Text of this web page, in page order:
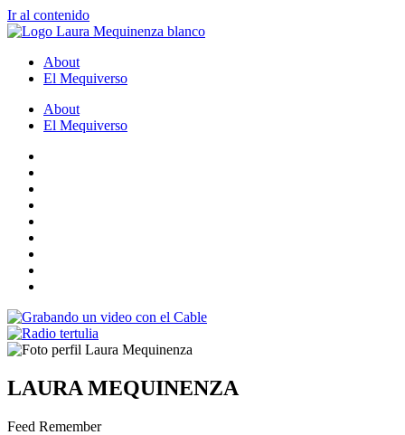
Ir al contenido
About
El Mequiverso
About
El Mequiverso
LAURA MEQUINENZA
Feed Remember